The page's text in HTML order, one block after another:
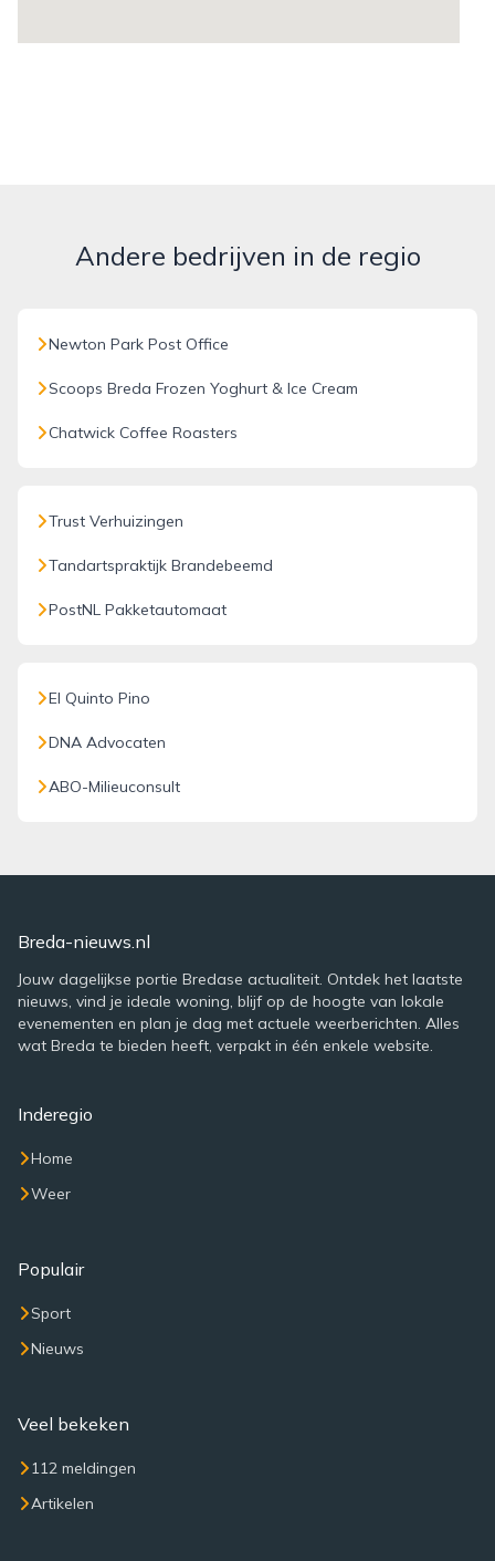
Andere bedrijven in de regio
Newton Park Post Office
Scoops Breda Frozen Yoghurt & Ice Cream
Chatwick Coffee Roasters
Trust Verhuizingen
Tandartspraktijk Brandebeemd
PostNL Pakketautomaat
El Quinto Pino
DNA Advocaten
ABO-Milieuconsult
Breda-nieuws.nl
Jouw dagelijkse portie Bredase actualiteit. Ontdek het laatste
nieuws, vind je ideale woning, blijf op de hoogte van lokale
evenementen en plan je dag met actuele weerberichten. Alles
wat Breda te bieden heeft, verpakt in één enkele website.
Inderegio
Home
Weer
Populair
Sport
Nieuws
Veel bekeken
112 meldingen
Artikelen